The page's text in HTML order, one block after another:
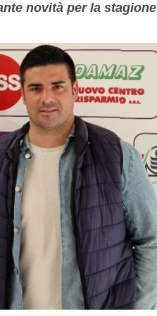
novità per la stagione